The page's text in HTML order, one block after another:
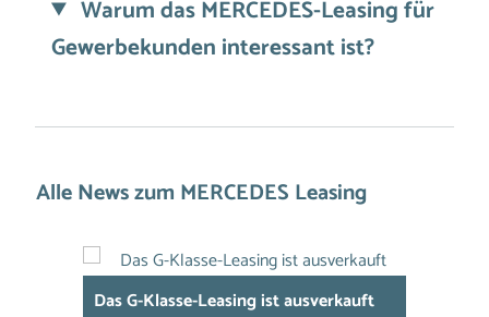
Warum das MERCEDES-Leasing für
Gewerbekunden interessant ist?
Alle News zum MERCEDES Leasing
Das G-Klasse-Leasing ist ausverkauft